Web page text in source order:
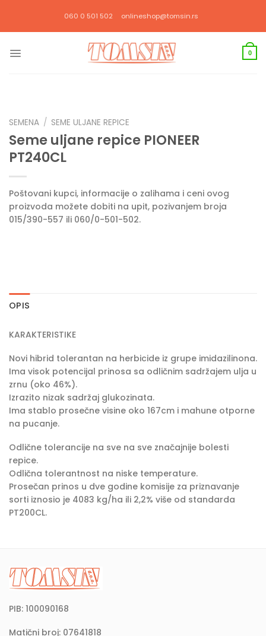
садржај
060 0 501 502 onlineshop@tomsin.rs
0
SEMENA / SEME ULJANE REPICE
Seme uljane repice PIONEER
PT240CL
Poštovani kupci, informacije o zalihama i ceni ovog
proizvoda možete dobiti na upit, pozivanjem broja
015/390-557 ili 060/0-501-502.
OPIS
KARAKTERISTIKE
Novi hibrid tolerantan na herbicide iz grupe imidazilinona.
Ima visok potencijal prinosa sa odličnim sadržajem ulja u
zrnu (oko 46%).
Izrazito nizak sadržaj glukozinata.
Ima stablo prosečne visine oko 167cm i mahune otporne
na pucanje.
Odlične tolerancije na sve na sve značajnije bolesti
repice.
Odlična tolerantnost na niske temperature.
Prosečan prinos u dve godine komisije za priznavanje
sorti iznosio je 4083 kg/ha ili 2,2% više od standarda
PT200CL.
PIB: 100090168
Matični broj: 07641818